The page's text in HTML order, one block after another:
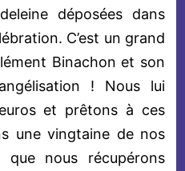
déposées dans
C’est un grand
Binachon et son
! Nous lui
et prêtons à ces
une vingtaine de nos
que nous récupérons